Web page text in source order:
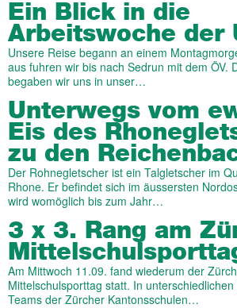
Ein Blick in die
Arbeitswoche der
Unsere Reise begann an einem
aus fuhren wir bis nach Sedrun mit dem ÖV.
begaben wir uns in unser…
Unterwegs vom
Eis des
zu den
Der Rohnegletscher ist ein Talgletscher im
Rhone. Er befindet sich im äussersten
wird womöglich bis zum Jahr…
3 x 3. Rang am
Am Mittwoch 11.09. fand wiederum der
Mittelschulsporttag statt. In
Teams der Zürcher Kantonsschulen…